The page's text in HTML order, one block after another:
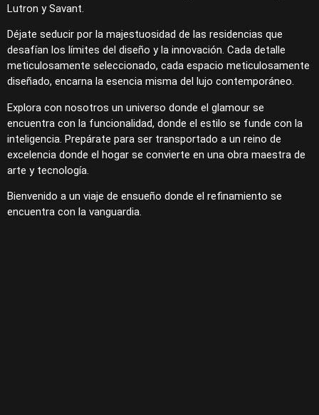
Lutron y Savant.
Déjate seducir por la majestuosidad de las residencias que
desafían los límites del diseño y la innovación. Cada detalle
meticulosamente seleccionado, cada espacio meticulosamente
diseñado, encarna la esencia misma del lujo contemporáneo.
Explora con nosotros un universo donde el glamour se
encuentra con la funcionalidad, donde el estilo se funde con la
inteligencia. Prepárate para ser transportado a un reino de
excelencia donde el hogar se convierte en una obra maestra de
arte y tecnología.
Bienvenido a un viaje de ensueño donde el refinamiento se
encuentra con la vanguardia.